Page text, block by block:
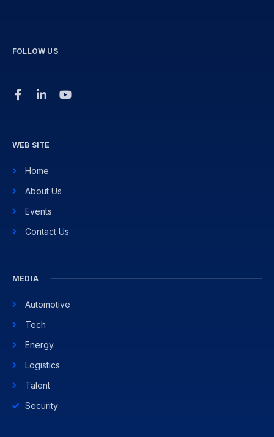
FOLLOW US
WEB SITE
Home
About Us
Events
Contact Us
MEDIA
Automotive
Tech
Energy
Logistics
Talent
Security